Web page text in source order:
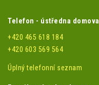
Telefon - ústředna domova
+420 465 618 184
+420 603 569 564
Úplný telefonní seznam